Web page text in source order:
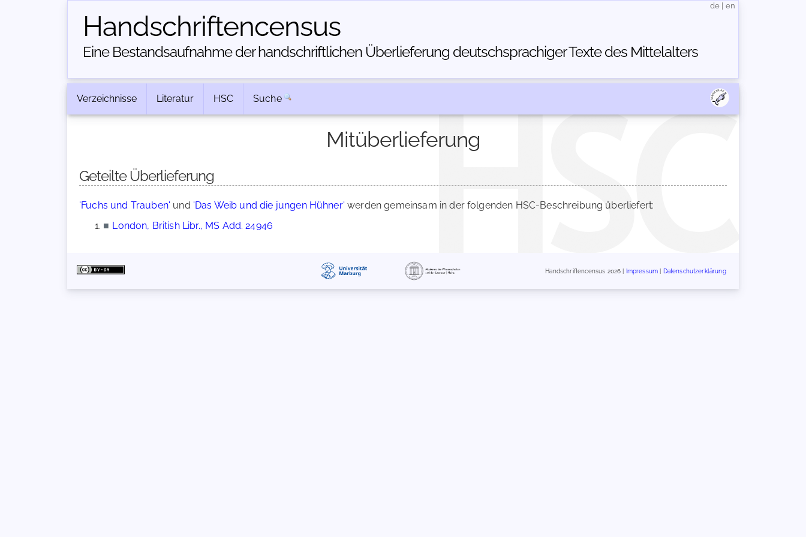
Handschriften­census
Eine Bestandsaufnahme der handschriftlichen Über­lieferung deutschsprachiger Texte des Mittelalters
de en
Verzeichnisse Literatur HSC Suche
Mitüberlieferung
Geteilte Überlieferung
'Fuchs und Trauben' und 'Das Weib und die jungen Hühner' werden gemeinsam in der folgenden HSC-Beschreibung überliefert:
■ London, British Libr., MS Add. 24946
Handschriftencensus 2026 | Impressum Datenschutzerklärung